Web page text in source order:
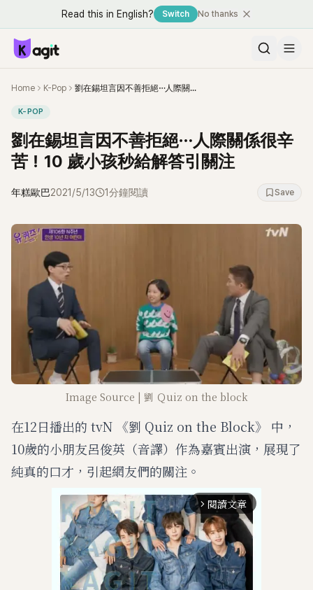
Read this in English? Switch No thanks
Home K-Pop 劉在錫坦言因不善拒絕⋯人際關係很辛苦！10 歲小孩秒給解答引關注
K-POP
劉在錫坦言因不善拒絕⋯人際關係很辛
苦！10 歲小孩秒給解答引關注
年糕歐巴2021/5/13 1分鐘閱讀 Save
Image Source | 劉 Ｑuiz on the block
在12日播出的 tvN 《劉 Quiz on the Block》 中，
10歲的小朋友呂俊英（音譯）作為嘉賓出演，展現了
純真的口才，引起網友們的關注。
arrow_forward_ios 閱讀文章